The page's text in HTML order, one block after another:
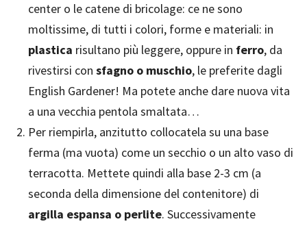
center o le catene di bricolage: ce ne sono
moltissime, di tutti i colori, forme e materiali: in
plastica risultano più leggere, oppure in ferro, da
rivestirsi con sfagno o muschio, le preferite dagli
English Gardener! Ma potete anche dare nuova vita
a una vecchia pentola smaltata…
Per riempirla, anzitutto collocatela su una base
ferma (ma vuota) come un secchio o un alto vaso di
terracotta. Mettete quindi alla base 2-3 cm (a
seconda della dimensione del contenitore) di
argilla espansa o perlite. Successivamente